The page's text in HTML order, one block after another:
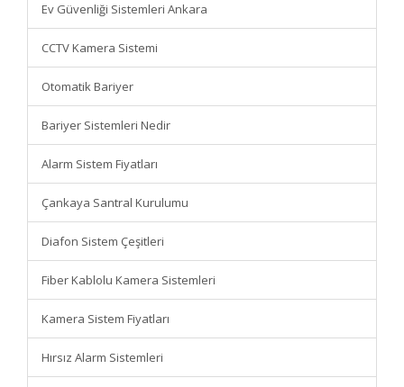
Ev Güvenliği Sistemleri Ankara
CCTV Kamera Sistemi
Otomatik Bariyer
Bariyer Sistemleri Nedir
Alarm Sistem Fiyatları
Çankaya Santral Kurulumu
Diafon Sistem Çeşitleri
Fiber Kablolu Kamera Sistemleri
Kamera Sistem Fiyatları
Hırsız Alarm Sistemleri